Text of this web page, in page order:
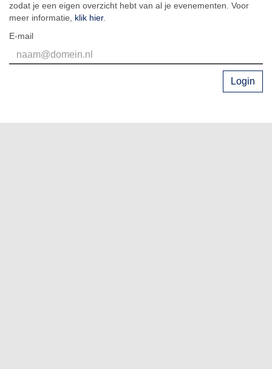
zodat je een eigen overzicht hebt van al je evenementen. Voor
meer informatie, klik hier.
E-mail
Login